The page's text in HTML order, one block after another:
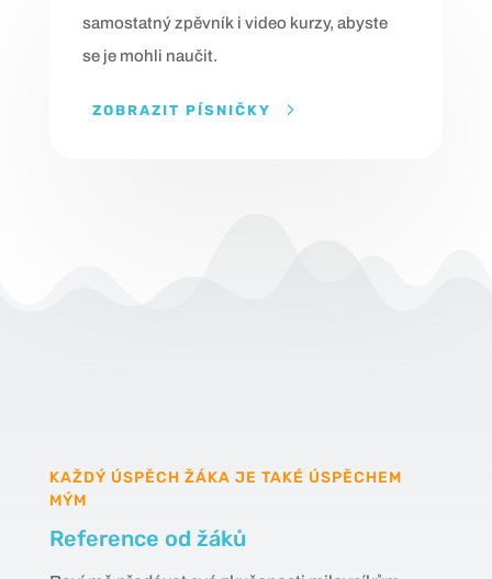
samostatný zpěvník i video kurzy, abyste
se je mohli naučit.
ZOBRAZIT PÍSNIČKY
KAŽDÝ ÚSPĚCH ŽÁKA JE TAKÉ ÚSPĚCHEM
MÝM
Reference od žáků